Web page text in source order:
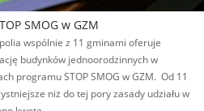
SMOG w GZM
wspólnie z 11 gminami oferuje
budynków jednoorodzinnych w
programu STOP SMOG w GZM. Od 11
niż do tej pory zasady udziału w